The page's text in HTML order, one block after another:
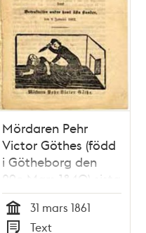
Mördaren Pehr
Victor Göthes (född
i Götheborg den
29e Mars 1840) sista
och uppriktiga
sjelfbekännelse
öfwer sitt å mamsell
Tid
31 mars 1861
Text